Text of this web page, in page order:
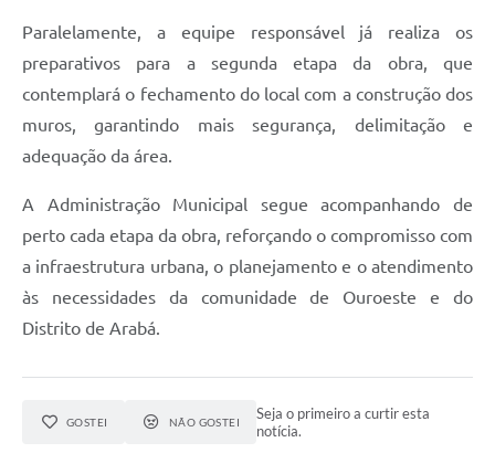
Paralelamente, a equipe responsável já realiza os
preparativos para a segunda etapa da obra, que
contemplará o fechamento do local com a construção dos
muros, garantindo mais segurança, delimitação e
adequação da área.
A Administração Municipal segue acompanhando de
perto cada etapa da obra, reforçando o compromisso com
a infraestrutura urbana, o planejamento e o atendimento
às necessidades da comunidade de Ouroeste e do
Distrito de Arabá.
GOSTEI NÃO GOSTEI
Seja o primeiro a curtir esta
notícia.